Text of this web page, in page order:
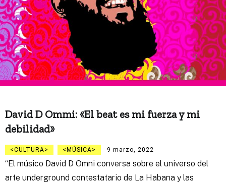
David D Ommi: «El beat es mi fuerza y mi
debilidad»
CULTURA MÚSICA 9 marzo, 2022
“El músico David D Omni conversa sobre el universo del
arte underground contestatario de La Habana y las